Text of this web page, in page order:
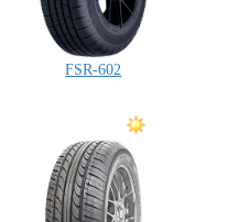
FSR-602